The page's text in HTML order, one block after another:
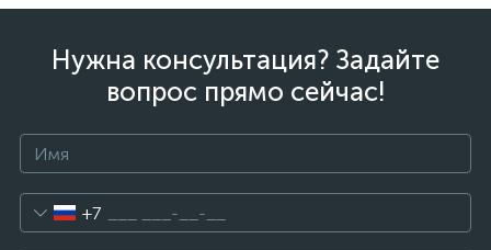
Нужна консультация? Задайте
вопрос прямо сейчас!
+7